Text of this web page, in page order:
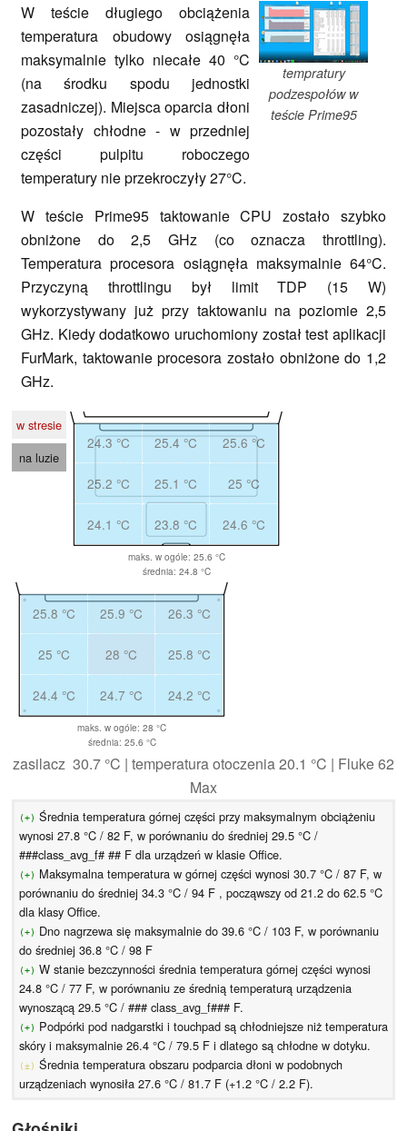
tempratury
podzespołów w
teście Prime95
W teście długiego obciążenia
temperatura obudowy osiągnęła
maksymalnie tylko niecałe 40 °C
(na środku spodu jednostki
zasadniczej). Miejsca oparcia dłoni
pozostały chłodne - w przedniej
części pulpitu roboczego
temperatury nie przekroczyły 27°C.
W teście Prime95 taktowanie CPU zostało szybko
obniżone do 2,5 GHz (co oznacza throttling).
Temperatura procesora osiągnęła maksymalnie 64°C.
Przyczyną throttlingu był limit TDP (15 W)
wykorzystywany już przy taktowaniu na poziomie 2,5
GHz. Kiedy dodatkowo uruchomiony został test aplikacji
FurMark, taktowanie procesora zostało obniżone do 1,2
GHz.
w stresie
na luzie
24.3 °C 25.4 °C 25.6 °C
25.2 °C 25.1 °C 25 °C
24.1 °C 23.8 °C 24.6 °C
maks. w ogóle: 25.6 °C
średnia: 24.8 °C
25.8 °C 25.9 °C 26.3 °C
25 °C 28 °C 25.8 °C
24.4 °C 24.7 °C 24.2 °C
maks. w ogóle: 28 °C
średnia: 25.6 °C
zasilacz 30.7 °C | temperatura otoczenia 20.1 °C | Fluke 62
Max
(+) Średnia temperatura górnej części przy maksymalnym obciążeniu
wynosi 27.8 °C / 82 F, w porównaniu do średniej 29.5 °C /
###class_avg_f# ## F dla urządzeń w klasie Office.
(+) Maksymalna temperatura w górnej części wynosi 30.7 °C / 87 F, w
porównaniu do średniej 34.3 °C / 94 F , począwszy od 21.2 do 62.5 °C
dla klasy Office.
(+) Dno nagrzewa się maksymalnie do 39.6 °C / 103 F, w porównaniu
do średniej 36.8 °C / 98 F
(+) W stanie bezczynności średnia temperatura górnej części wynosi
24.8 °C / 77 F, w porównaniu ze średnią temperaturą urządzenia
wynoszącą 29.5 °C / ### class_avg_f### F.
(+) Podpórki pod nadgarstki i touchpad są chłodniejsze niż temperatura
skóry i maksymalnie 26.4 °C / 79.5 F i dlatego są chłodne w dotyku.
(±) Średnia temperatura obszaru podparcia dłoni w podobnych
urządzeniach wynosiła 27.6 °C / 81.7 F (+1.2 °C / 2.2 F).